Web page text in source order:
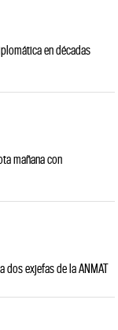
en décadas
mañana con
dos exjefas de la ANMAT